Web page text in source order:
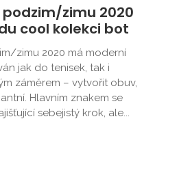
zimu 2020
cool kolekci bot
zimu 2020 má moderní
jak do tenisek, tak i
záměrem – vytvořit obuv,
Hlavním znakem se
sebejistý krok, ale...